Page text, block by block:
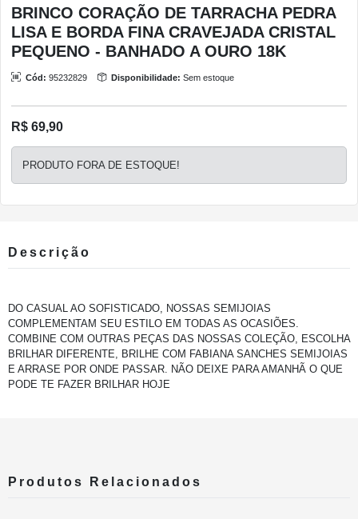
BRINCO CORAÇÃO DE TARRACHA PEDRA
LISA E BORDA FINA CRAVEJADA CRISTAL
PEQUENO - BANHADO A OURO 18K
Cód: 95232829 Disponibilidade: Sem estoque
R$ 69,90
PRODUTO FORA DE ESTOQUE!
Descrição
DO CASUAL AO SOFISTICADO, NOSSAS SEMIJOIAS
COMPLEMENTAM SEU ESTILO EM TODAS AS OCASIÕES.
COMBINE COM OUTRAS PEÇAS DAS NOSSAS COLEÇÃO, ESCOLHA
BRILHAR DIFERENTE, BRILHE COM FABIANA SANCHES SEMIJOIAS
E ARRASE POR ONDE PASSAR. NÃO DEIXE PARA AMANHÃ O QUE
PODE TE FAZER BRILHAR HOJE
Produtos Relacionados